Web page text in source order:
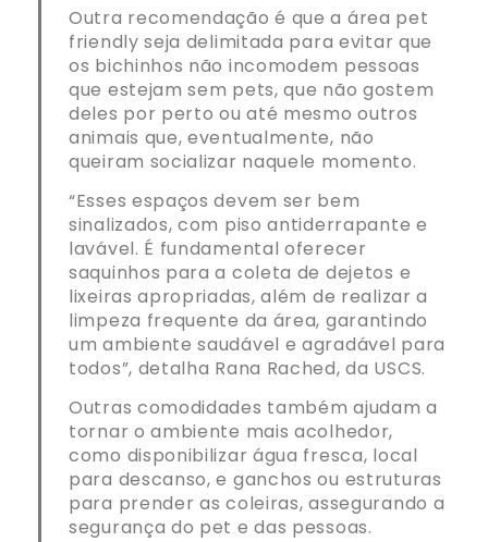
Outra recomendação é que a área pet
friendly seja delimitada para evitar que
os bichinhos não incomodem pessoas
que estejam sem pets, que não gostem
deles por perto ou até mesmo outros
animais que, eventualmente, não
queiram socializar naquele momento.
“Esses espaços devem ser bem
sinalizados, com piso antiderrapante e
lavável. É fundamental oferecer
saquinhos para a coleta de dejetos e
lixeiras apropriadas, além de realizar a
limpeza frequente da área, garantindo
um ambiente saudável e agradável para
todos”, detalha Rana Rached, da USCS.
Outras comodidades também ajudam a
tornar o ambiente mais acolhedor,
como disponibilizar água fresca, local
para descanso, e ganchos ou estruturas
para prender as coleiras, assegurando a
segurança do pet e das pessoas.